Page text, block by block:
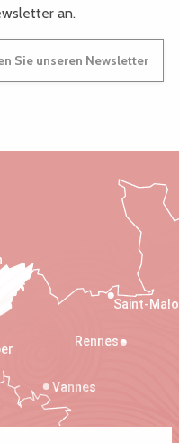
an.
Sie unseren Newsletter
Saint-Malo
Rennes
Vannes